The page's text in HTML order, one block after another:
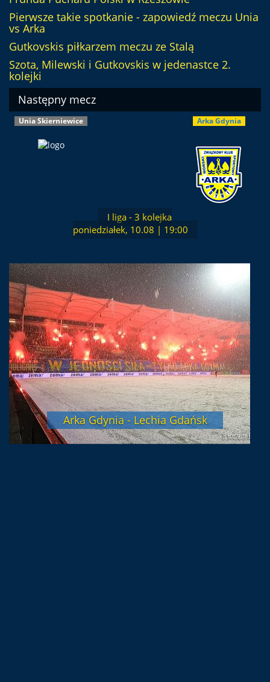
Pierwsze takie spotkanie - zapowiedź meczu Unia
vs Arka
Gutkovskis piłkarzem meczu ze Stalą
Szota, Milewski i Gutkovskis w jedenastce 2.
kolejki
Następny mecz
Unia Skierniewice Arka Gdynia
I liga - 3 kolejka
poniedziałek, 10.08 | 19:00
Arka Gdynia - Lechia Gdańsk